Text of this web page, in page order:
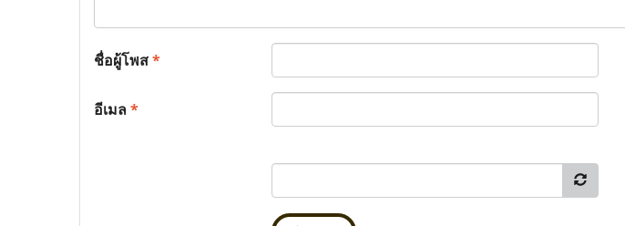
ชื่อผู้โพส*
อีเมล*